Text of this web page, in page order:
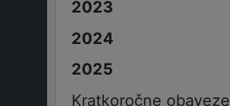
Kratkoročne obaveze